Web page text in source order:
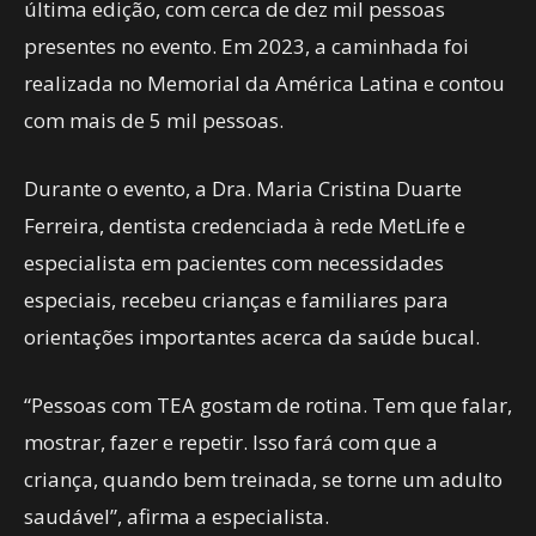
última edição, com cerca de dez mil pessoas
presentes no evento. Em 2023, a caminhada foi
realizada no Memorial da América Latina e contou
com mais de 5 mil pessoas.
Durante o evento, a Dra. Maria Cristina Duarte
Ferreira, dentista credenciada à rede MetLife e
especialista em pacientes com necessidades
especiais, recebeu crianças e familiares para
orientações importantes acerca da saúde bucal.
“Pessoas com TEA gostam de rotina. Tem que falar,
mostrar, fazer e repetir. Isso fará com que a
criança, quando bem treinada, se torne um adulto
saudável”, afirma a especialista.